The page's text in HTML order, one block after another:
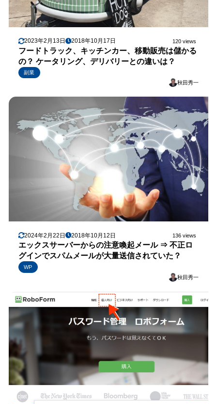
2023年2月13日 2018年10月17日 120 views
フードトラック、キッチンカー、移動販売は儲かる
の？ ケータリング、デリバリーとの違いは？
副業
秋田秀一
2024年2月22日 2018年10月12日 136 views
エックスサーバーからの注意喚起メール ⇒ 不正ロ
グインでスパムメールが大量送信されていた？
WP
秋田秀一